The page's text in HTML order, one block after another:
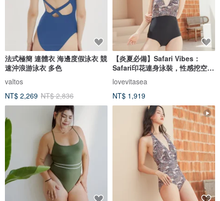
法式極簡 連體衣 海邊度假泳衣 競
速沖浪游泳衣 多色
valtos
NT$ 2,269 NT$ 2,836
【炎夏必備】Safari Vibes：
Safari印花連身泳裝，性感挖空設
計。
lovevitasea
NT$ 1,919